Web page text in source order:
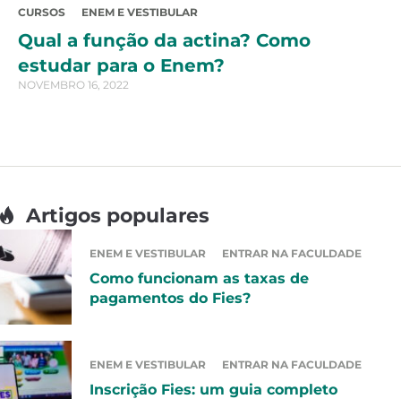
CURSOS ENEM E VESTIBULAR
Qual a função da actina? Como
estudar para o Enem?
NOVEMBRO 16, 2022
Artigos populares
ENEM E VESTIBULAR ENTRAR NA FACULDADE
Como funcionam as taxas de
pagamentos do Fies?
ENEM E VESTIBULAR ENTRAR NA FACULDADE
Inscrição Fies: um guia completo